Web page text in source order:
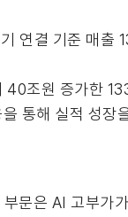
연결 기준 매출
40조원 증가한
통해 실적 성장
은 AI 고부가가